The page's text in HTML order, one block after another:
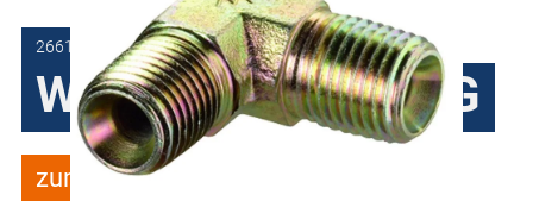
2661-0110-02-00
Winkel 1/4" NPT AG
zum Merkzettel hinzufügen